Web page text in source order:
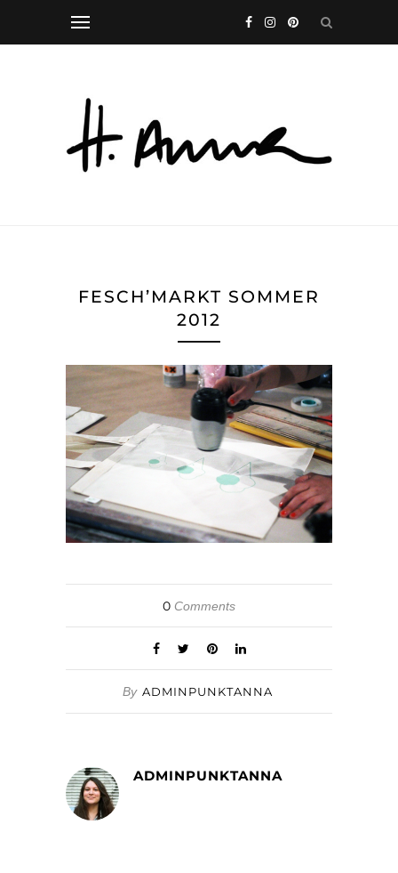
FESCH’MARKT SOMMER
2012
0 Comments
By ADMINPUNKTANNA
ADMINPUNKTANNA